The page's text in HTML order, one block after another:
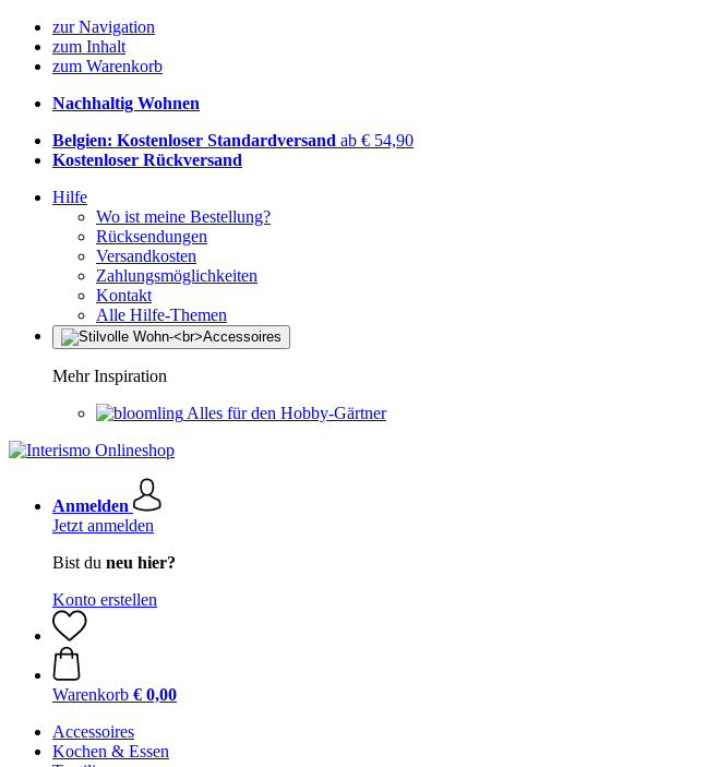
zur Navigation
zum Inhalt
zum Warenkorb
Nachhaltig Wohnen
Belgien: Kostenloser Standardversand ab € 54,90
Kostenloser Rückversand
Hilfe
Wo ist meine Bestellung?
Rücksendungen
Versandkosten
Zahlungsmöglichkeiten
Kontakt
Alle Hilfe-Themen
Mehr Inspiration
Alles für den Hobby-Gärtner
Anmelden
Jetzt anmelden
Bist du neu hier?
Konto erstellen
Warenkorb € 0,00
Accessoires
Kochen & Essen